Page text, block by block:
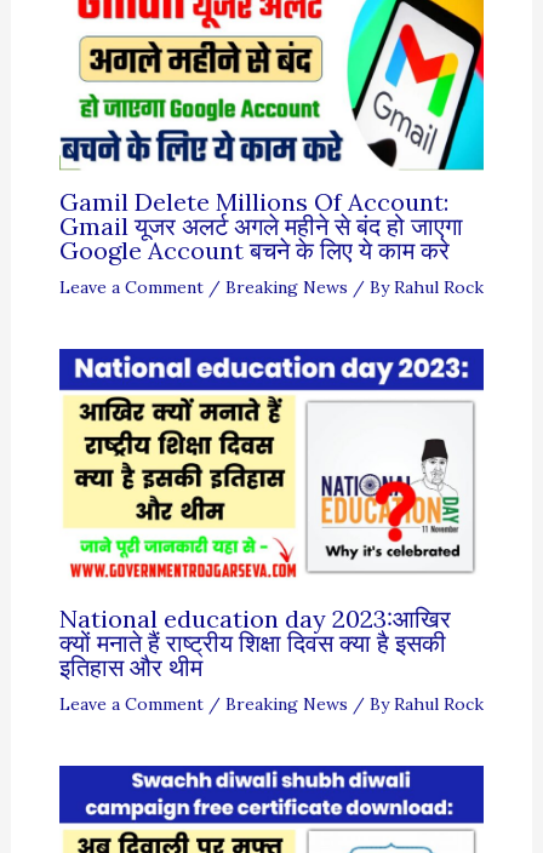
Gamil Delete Millions Of Account:
Gmail यूजर अलर्ट अगले महीने से बंद हो जाएगा
Google Account बचने के लिए ये काम करे
Leave a Comment / Breaking News / ByRahul Rock
National education day 2023:आखिर
क्यों मनाते हैं राष्ट्रीय शिक्षा दिवस क्या है इसकी
इतिहास और थीम
Leave a Comment / Breaking News / ByRahul Rock